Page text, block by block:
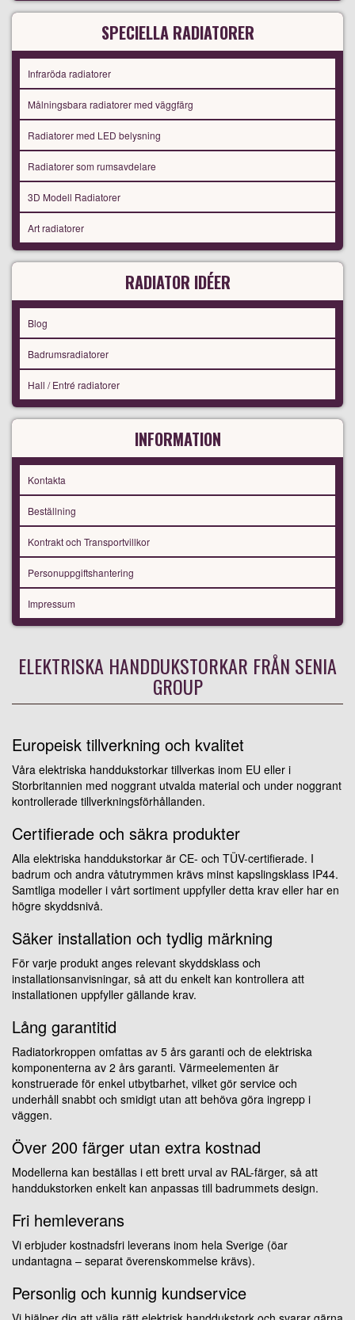
SPECIELLA RADIATORER
Infraröda radiatorer
Målningsbara radiatorer med väggfärg
Radiatorer med LED belysning
Radiatorer som rumsavdelare
3D Modell Radiatorer
Art radiatorer
RADIATOR IDÉER
Blog
Badrumsradiatorer
Hall / Entré radiatorer
INFORMATION
Kontakta
Beställning
Kontrakt och Transportvillkor
Personuppgiftshantering
Impressum
ELEKTRISKA HANDDUKSTORKAR FRÅN SENIA
GROUP
Europeisk tillverkning och kvalitet
Våra elektriska handdukstorkar tillverkas inom EU eller i
Storbritannien med noggrant utvalda material och under noggrant
kontrollerade tillverkningsförhållanden.
Certifierade och säkra produkter
Alla elektriska handdukstorkar är CE- och TÜV-certifierade. I
badrum och andra våtutrymmen krävs minst kapslingsklass IP44.
Samtliga modeller i vårt sortiment uppfyller detta krav eller har en
högre skyddsnivå.
Säker installation och tydlig märkning
För varje produkt anges relevant skyddsklass och
installationsanvisningar, så att du enkelt kan kontrollera att
installationen uppfyller gällande krav.
Lång garantitid
Radiatorkroppen omfattas av 5 års garanti och de elektriska
komponenterna av 2 års garanti. Värmeelementen är
konstruerade för enkel utbytbarhet, vilket gör service och
underhåll snabbt och smidigt utan att behöva göra ingrepp i
väggen.
Över 200 färger utan extra kostnad
Modellerna kan beställas i ett brett urval av RAL-färger, så att
handdukstorken enkelt kan anpassas till badrummets design.
Fri hemleverans
Vi erbjuder kostnadsfri leverans inom hela Sverige (öar
undantagna – separat överenskommelse krävs).
Personlig och kunnig kundservice